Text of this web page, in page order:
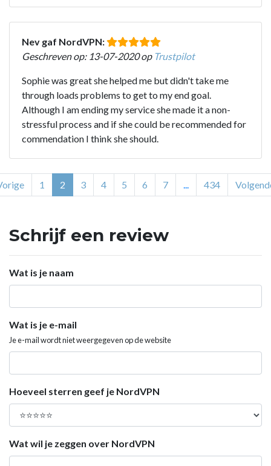
Nev gaf NordVPN:
Geschreven op: 13-07-2020 op Trustpilot
Sophie was great she helped me but didn't take me
through loads problems to get to my end goal.
Although I am ending my service she made it a non-
stressful process and if she could be recommended for
commendation I think she should.
1 2 3 4 5 6 7 434
Schrijf een review
Wat is je naam
Wat is je e-mail
Je e-mail wordt niet weergegeven op de website
Hoeveel sterren geef je NordVPN
Wat wil je zeggen over NordVPN